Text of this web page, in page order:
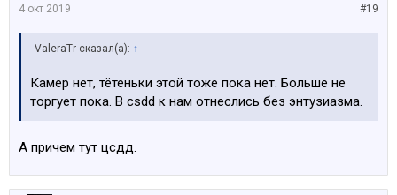
#19
4 окт 2019
ValeraTr сказал(а): ↑
Камер нет, тётеньки этой тоже пока нет. Больше не
торгует пока. В csdd к нам отнеслись без энтузиазма.
А причем тут цсдд.